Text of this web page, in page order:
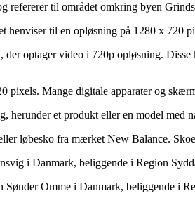
refererer til området omkring byen
til en opløsning på 1280 x 720
optager video i 720p opløsning.
Mange digitale apparater og
herunder et produkt eller en model
løbesko fra mærket New Balance.
i Danmark, beliggende i Region
Sønder Omme i Danmark, beliggende i